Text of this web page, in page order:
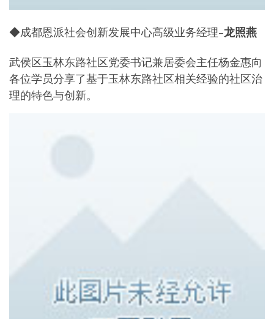
◆成都恩派社会创新发展中心高级业务经理–龙照燕
武侯区玉林东路社区党委书记兼居委会主任杨金惠向
各位学员分享了基于玉林东路社区相关经验的社区治
理的特色与创新。